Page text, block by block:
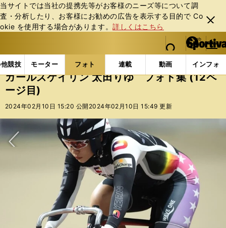
当サイトでは当社の提携先等がお客様のニーズ等について調
査・分析したり、お客様にお勧めの広告を表⽰する⽬的で Co
okie を使⽤する場合があります。詳しくはこちら
閉じ
る
web Sportiva (webスポルティーバ)
検索
マイペ
ー
ジ
メニュ
競技 モーター フォト 連載 動画 インフォ
b
ス
ポ
ル
ー
バ
フォトギャラリー コラムフォト ガールズケイリン
ガールズケイリン 太田りゆ フォト集 (12ペ
ージ目)
2024年02月10日 15:20 公開 2024年02月10日 15:49 更新